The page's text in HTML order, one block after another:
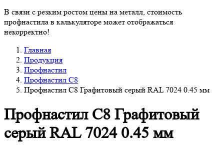
В связи с резким ростом цены на металл, стоимость
профнастила в калькуляторе может отображаться
некорректно!
Главная
Продукция
Профнастил
Профнастил С8
Профнастил С8 Графитовый серый RAL 7024 0.45 мм
Профнастил С8 Графитовый
серый RAL 7024 0.45 мм